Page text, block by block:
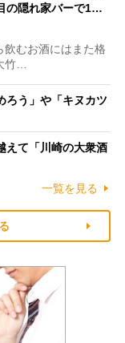
の隠れ家バーで1…
むお酒にはまた格
竹…
ろう」や「キヌカツ
えて「川崎の大衆酒
一覧を見る